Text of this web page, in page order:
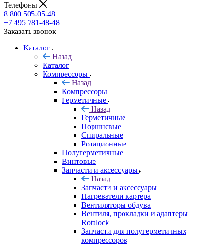
Телефоны
8 800 505-05-48
+7 495 781-48-48
Заказать звонок
Каталог
Назад
Каталог
Компрессоры
Назад
Компрессоры
Герметичные
Назад
Герметичные
Поршневые
Спиральные
Ротационные
Полугерметичные
Винтовые
Запчасти и аксессуары
Назад
Запчасти и аксессуары
Нагреватели картера
Вентиляторы обдува
Вентиля, прокладки и адаптеры
Rotalock
Запчасти для полугерметичных
компрессоров